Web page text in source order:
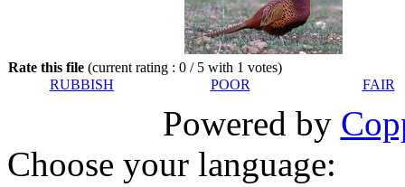
Rate this file (current rating : 0 / 5 with 1 votes)
RUBBISH
POOR FAIR
Powered by
Choose your language: